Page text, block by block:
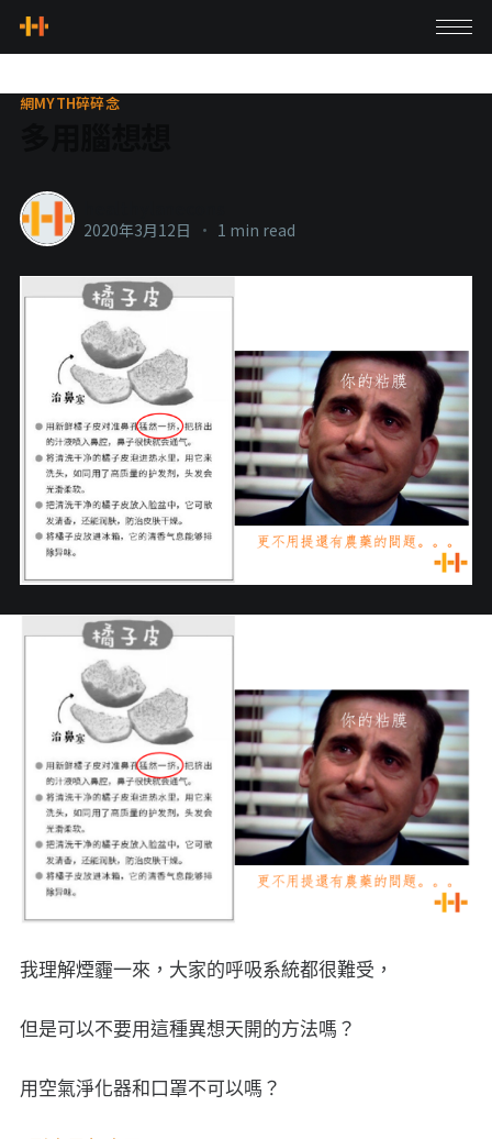
網MYTH碎碎念
2020年3月12日 • 1 min read
我理解煙霾一來，大家的呼吸系統都很難受，
但是可以不要用這種異想天開的方法嗎？
用空氣淨化器和口罩不可以嗎？